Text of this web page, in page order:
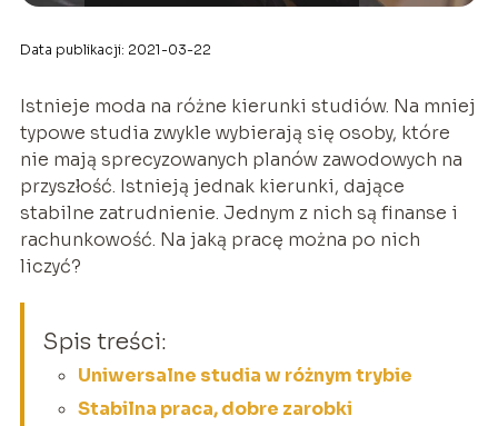
Data publikacji: 2021-03-22
Istnieje moda na różne kierunki studiów. Na mniej
typowe studia zwykle wybierają się osoby, które
nie mają sprecyzowanych planów zawodowych na
przyszłość. Istnieją jednak kierunki, dające
stabilne zatrudnienie. Jednym z nich są finanse i
rachunkowość. Na jaką pracę można po nich
liczyć?
Spis treści:
Uniwersalne studia w różnym trybie
Stabilna praca, dobre zarobki